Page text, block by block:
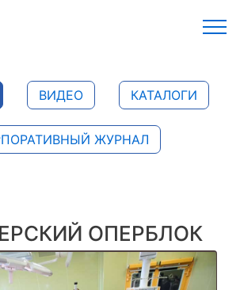
ВИДЕО КАТАЛОГИ
ЖУРНАЛ
ОПЕРБЛОК